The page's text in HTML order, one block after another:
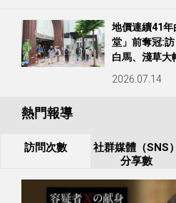
地價連續41
堂」前奪冠:
白馬、淺草大
2026.07.14
熱門報導
訪問次數
社群媒體（SNS）
分享數